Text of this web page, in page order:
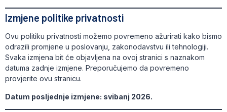
Izmjene politike privatnosti
Ovu politiku privatnosti možemo povremeno ažurirati kako bismo
odrazili promjene u poslovanju, zakonodavstvu ili tehnologiji.
Svaka izmjena bit će objavljena na ovoj stranici s naznakom
datuma zadnje izmjene. Preporučujemo da povremeno
provjerite ovu stranicu.
Datum posljednje izmjene: svibanj 2026.